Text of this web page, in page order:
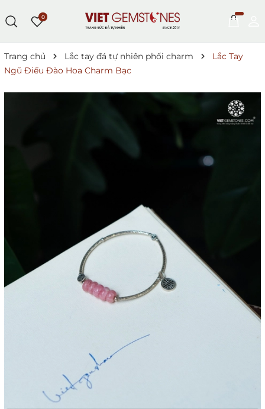
0
Trang chủ Lắc tay đá tự nhiên phối charm
Lắc Tay
Ngũ Điếu Đào Hoa Charm Bạc